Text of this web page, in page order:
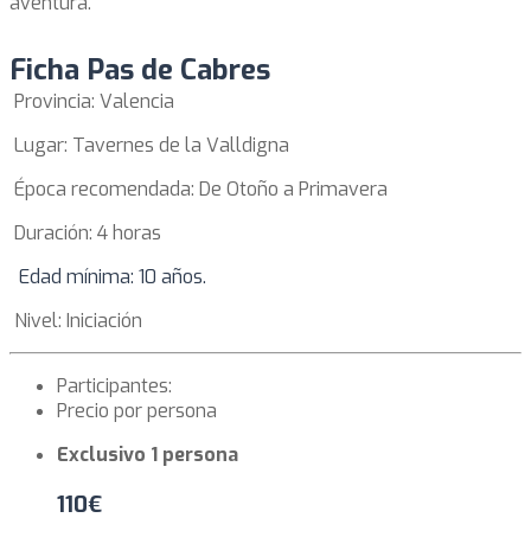
Ficha Pas de Cabres
Provincia: Valencia
Lugar: Tavernes de la Valldigna
Época recomendada: De Otoño a Primavera
Duración: 4 horas
Edad mínima: 10 años.
Nivel: Iniciación
Participantes:
Precio por persona
Exclusivo 1 persona
110€